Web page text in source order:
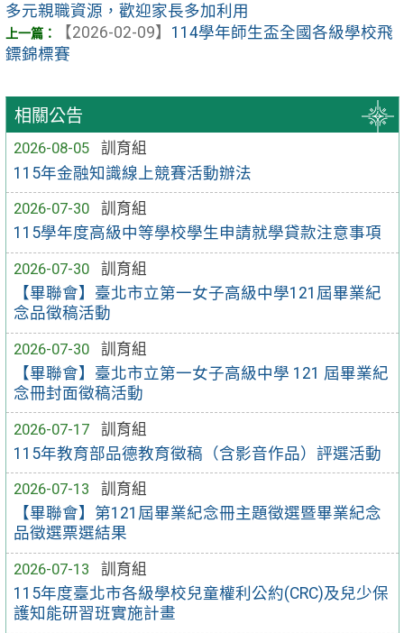
相關公告
2026-08-05
訓育組
115年金融知識線上競賽活動辦法
2026-07-30
訓育組
115學年度高級中等學校學生申請就學貸款注意事項
2026-07-30
訓育組
【畢聯會】臺北市立第一女子高級中學121屆畢業紀
念品徵稿活動
2026-07-30
訓育組
【畢聯會】臺北市立第一女子高級中學 121 屆畢業紀
念冊封面徵稿活動
2026-07-17
訓育組
115年教育部品德教育徵稿（含影音作品）評選活動
2026-07-13
訓育組
【畢聯會】第121屆畢業紀念冊主題徵選暨畢業紀念
品徵選票選結果
2026-07-13
訓育組
115年度臺北市各級學校兒童權利公約(CRC)及兒少保
護知能研習班實施計畫
多元親職資源，歡迎家長多加利用
【2026-02-09】 114學年師生盃全國各級學校飛
鏢錦標賽